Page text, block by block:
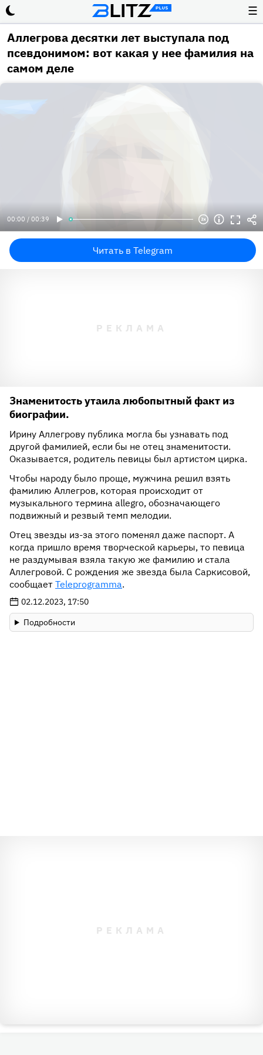
☰
Аллегрова десятки лет выступала под
псевдонимом: вот какая у нее фамилия на
самом деле
00:00 / 00:39
Читать в Telegram
Знаменитость утаила любопытный факт из
биографии.
Ирину Аллегрову публика могла бы узнавать под
другой фамилией, если бы не отец знаменитости.
Оказывается, родитель певицы был артистом цирка.
Чтобы народу было проще, мужчина решил взять
фамилию Аллегров, которая происходит от
музыкального термина allegro, обозначающего
подвижный и резвый темп мелодии.
Отец звезды из-за этого поменял даже паспорт. А
когда пришло время творческой карьеры, то певица
не раздумывая взяла такую же фамилию и стала
Аллегровой. С рождения же звезда была Саркисовой,
сообщает Teleprogramma.
02.12.2023, 17:50
Подробности